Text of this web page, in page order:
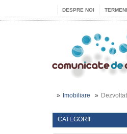
DESPRE NOI
Imobiliare
CATEGORII